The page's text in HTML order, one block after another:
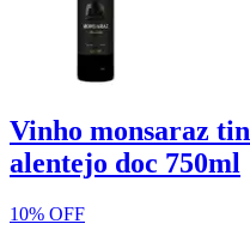
Vinho monsaraz
alentejo doc 750ml
10% OFF